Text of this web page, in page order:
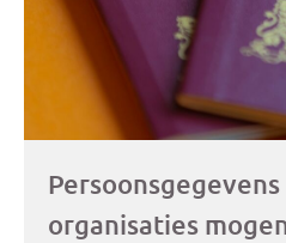
organisaties